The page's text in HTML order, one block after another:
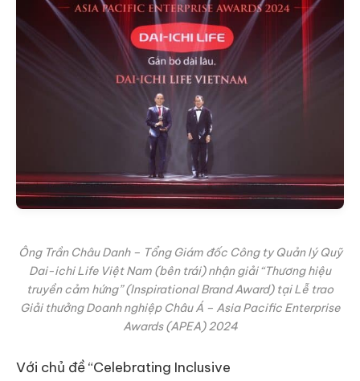
Ông Trần Châu Danh – Tổng Giám đốc Công ty Quản lý Quỹ
Dai-ichi Life Việt Nam (bên trái) nhận giải “Thương hiệu
truyền cảm hứng” (Inspirational Brand Award) tại Lễ trao
Giải thưởng Doanh nghiệp Châu Á – Asia Pacific Enterprise
Awards (APEA) 2024
Với chủ đề “Celebrating Inclusive